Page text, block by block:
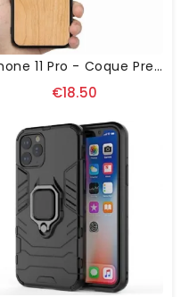
IPhone 11 Pro - Coque Premium Bois
€18.50